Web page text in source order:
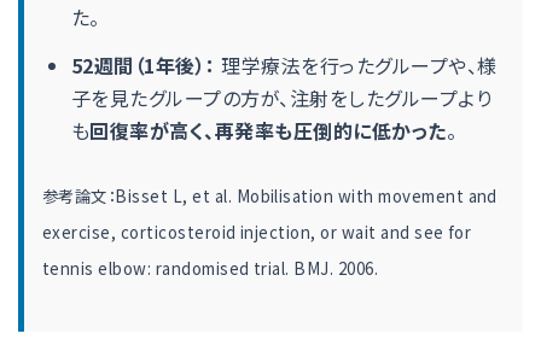
た。
52週間（1年後）： 理学療法を行ったグループや、様
子を見たグループの方が、注射をしたグループより
も回復率が高く、再発率も圧倒的に低かった。
参考論文：Bisset L, et al. Mobilisation with movement and
exercise, corticosteroid injection, or wait and see for
tennis elbow: randomised trial. BMJ. 2006.